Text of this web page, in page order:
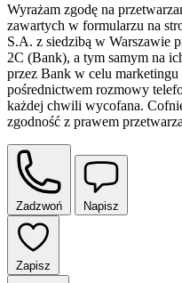
Wyrażam zgodę na
zawartych w formularzu na
S.A. z siedzibą w Warszawie
2C (Bank), a tym samym na
przez Bank w celu
pośrednictwem rozmowy
każdej chwili wycofana.
zgodność z prawem
Zadzwoń Napisz
Zapisz